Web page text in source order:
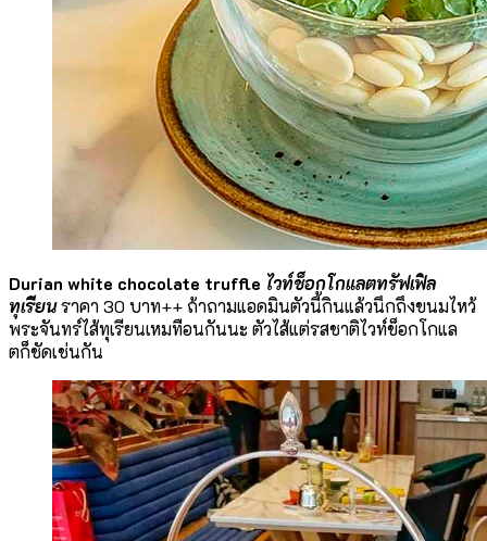
Durian white chocolate truffle ไวท์ช็อกโกแลตทรัฟเฟิล
ทุเรียนราคา 30 บาท++ ถ้าถามแอดมินตัวนี้กินแล้วนึกถึงขนมไหว้
พระจันทร์ไส้ทุเรียนเหมทือนกันนะ ตัวไส้แต่รสชาติไวท์ข็อกโกแล
ตก็ชัดเช่นกัน